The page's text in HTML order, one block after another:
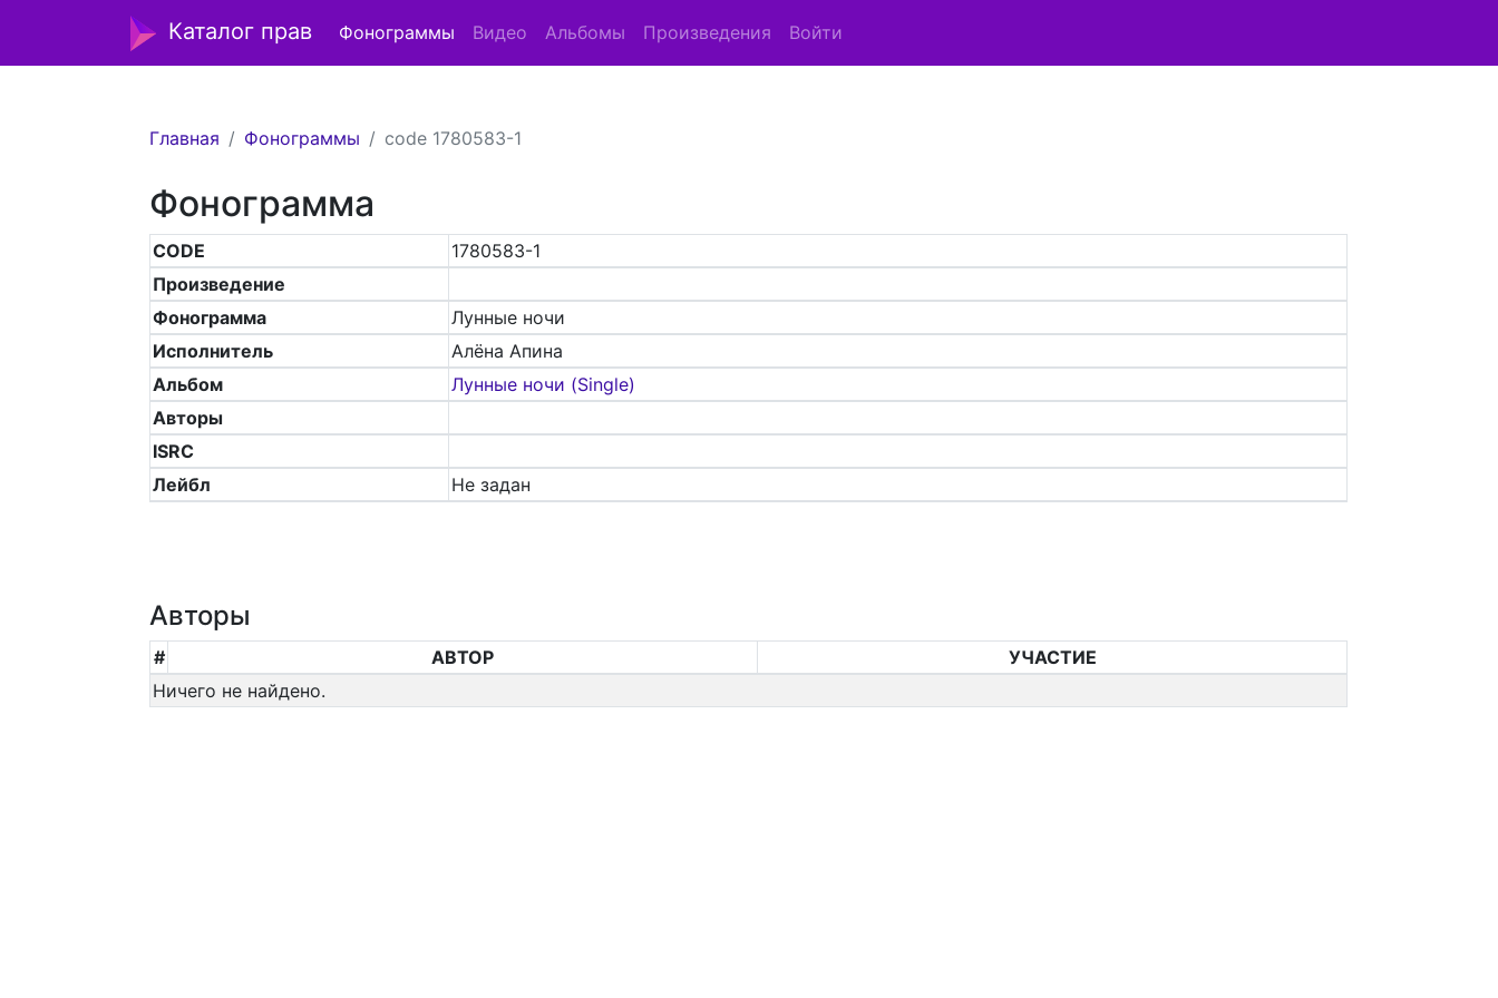
Каталог прав Фонограммы Видео Альбомы Произведения Войти
Главная Фонограммы code 1780583-1
Фонограмма
CODE
1780583-1
Произведение
Фонограмма
Лунные ночи
Исполнитель
Алёна Апина
Альбом
Лунные ночи (Single)
Авторы
ISRC
Лейбл
Не задан
Авторы
# АВТОР
УЧАСТИЕ
Ничего не найдено.